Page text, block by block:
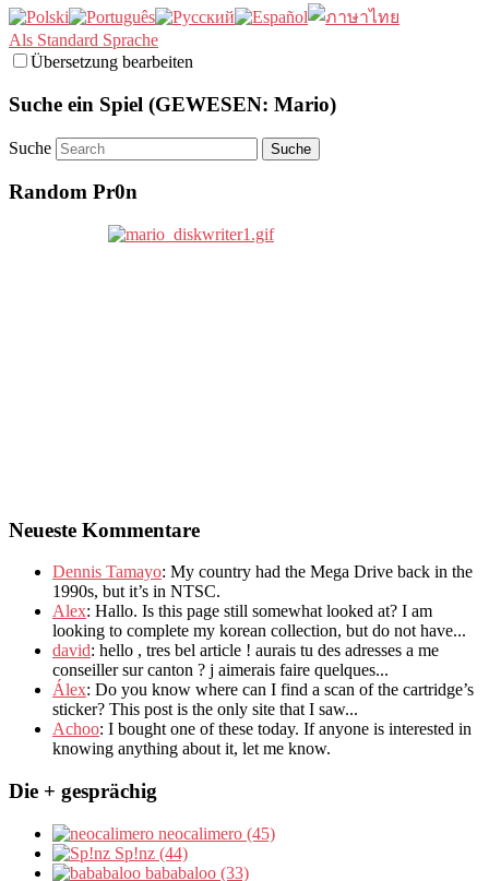
Als Standard Sprache
Übersetzung bearbeiten
Suche ein Spiel (GEWESEN: Mario)
Suche
Random Pr0n
Neueste Kommentare
Dennis Tamayo: My country had the Mega Drive back in the
1990s, but it’s in NTSC.
Alex: Hallo. Is this page still somewhat looked at? I am
looking to complete my korean collection, but do not have...
david: hello , tres bel article ! aurais tu des adresses a me
conseiller sur canton ? j aimerais faire quelques...
Álex: Do you know where can I find a scan of the cartridge’s
sticker? This post is the only site that I saw...
Achoo: I bought one of these today. If anyone is interested in
knowing anything about it, let me know.
Die + gesprächig
neocalimero (45)
Sp!nz (44)
bababaloo (33)